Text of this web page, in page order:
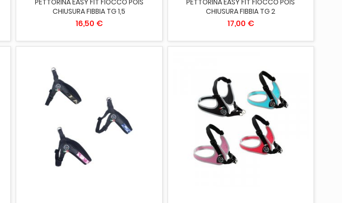
CHIUSURA FIBBIA TG 1,5
16,50 €
CHIUSURA FIBBIA TG 2
17,00 €